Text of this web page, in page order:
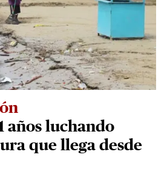
años luchando
que llega desde